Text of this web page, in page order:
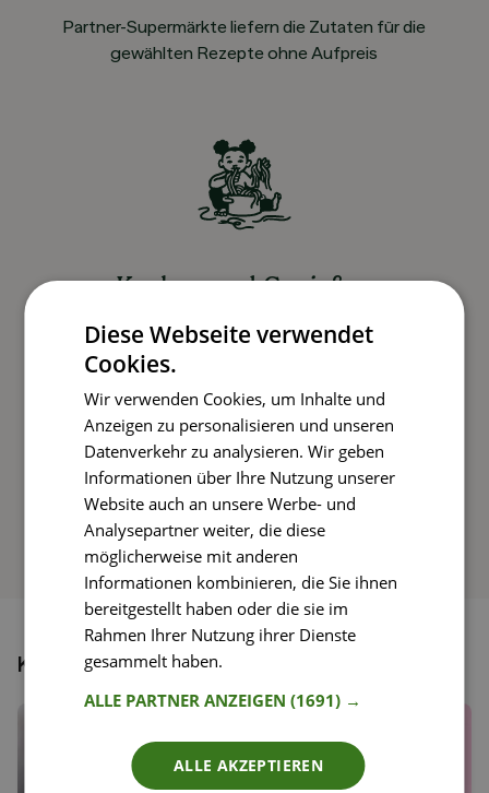
Partner-Supermärkte liefern die Zutaten für die
gewählten Rezepte ohne Aufpreis
Kochen und Genießen
Rezepte mit einfachen Schritt-für-Schritt-
Anleitungen nachkochen
So funktioniert’s
Könnte dir auch gefallen
Diese Webseite verwendet
Cookies.
Wir verwenden Cookies, um Inhalte und
Anzeigen zu personalisieren und unseren
Datenverkehr zu analysieren. Wir geben
Informationen über Ihre Nutzung unserer
Website auch an unsere Werbe- und
Analysepartner weiter, die diese
möglicherweise mit anderen
Informationen kombinieren, die Sie ihnen
bereitgestellt haben oder die sie im
Rahmen Ihrer Nutzung ihrer Dienste
gesammelt haben.
ALLE PARTNER ANZEIGEN(1691) →
ALLE AKZEPTIEREN